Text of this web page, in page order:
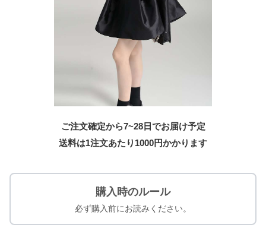
ご注文確定から7~28日でお届け予定
送料は1注文あたり 1000円かかります
購入時のルール
必ず購入前にお読みください。